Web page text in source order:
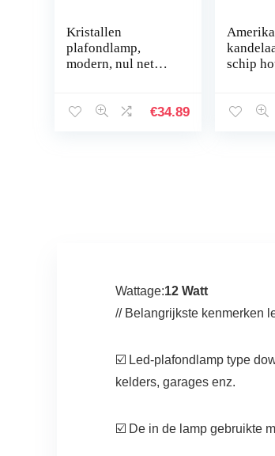
Kristallen
plafondlamp,
modern, nul net
12 W, vierkant
€34.89
schip
taiwan
Wattage:12 Watt
// Belangrijkste kenmerken
☑️ Led-plafondlamp type
kelders, garages enz.
☑️ De in de lamp gebruikte